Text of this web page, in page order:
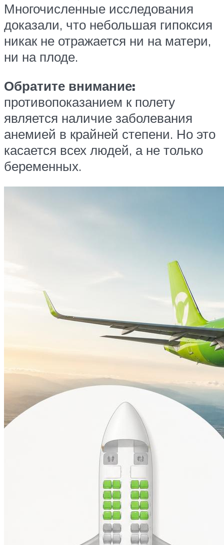
Многочисленные исследования
доказали, что небольшая гипоксия
никак не отражается ни на матери,
ни на плоде.
Обратите внимание:
противопоказанием к полету
является наличие заболевания
анемией в крайней степени. Но это
касается всех людей, а не только
беременных.